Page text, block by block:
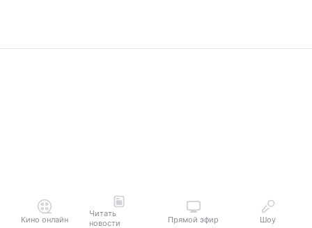
Кино онлайн
Читать
новости
Прямой эфир Шоу